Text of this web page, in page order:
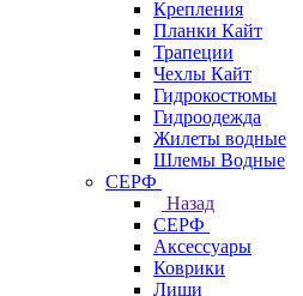
Крепления
Планки Кайт
Трапеции
Чехлы Кайт
Гидрокостюмы
Гидроодежда
Жилеты водные
Шлемы Водные
СЕРФ
Назад
СЕРФ
Аксессуары
Коврики
Лиши